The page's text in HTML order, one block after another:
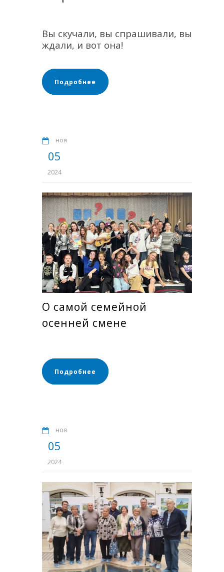
Вы скучали, вы спрашивали, вы
ждали, и вот она!
Подробнее
ноя
05
2024
О самой семейной
осенней смене
Подробнее
ноя
05
2024